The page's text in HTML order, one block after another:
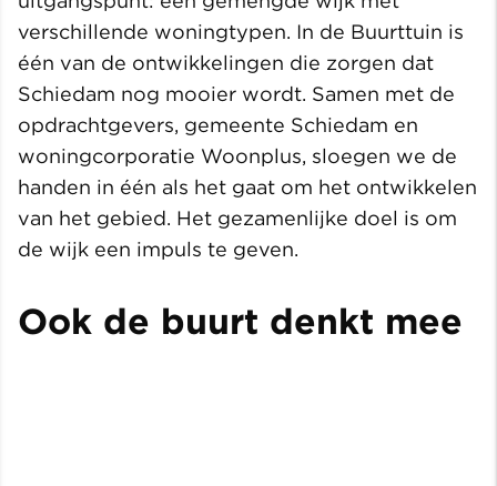
verschillende woningtypen. In de Buurttuin is
één van de ontwikkelingen die zorgen dat
Schiedam nog mooier wordt. Samen met de
opdrachtgevers, gemeente Schiedam en
woningcorporatie Woonplus, sloegen we de
handen in één als het gaat om het ontwikkelen
van het gebied. Het gezamenlijke doel is om
de wijk een impuls te geven.
Ook de buurt denkt mee